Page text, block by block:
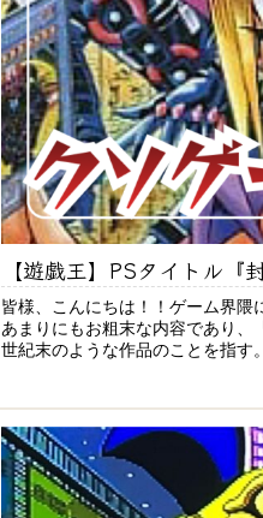
【遊戯王】PSタイトル
皆様、こんにちは！！ゲーム界
あまりにもお粗末な内容であり、
世紀末のような作品のことを指す